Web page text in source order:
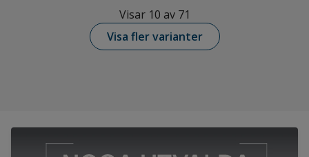
Visar 10 av 71
Visa fler varianter